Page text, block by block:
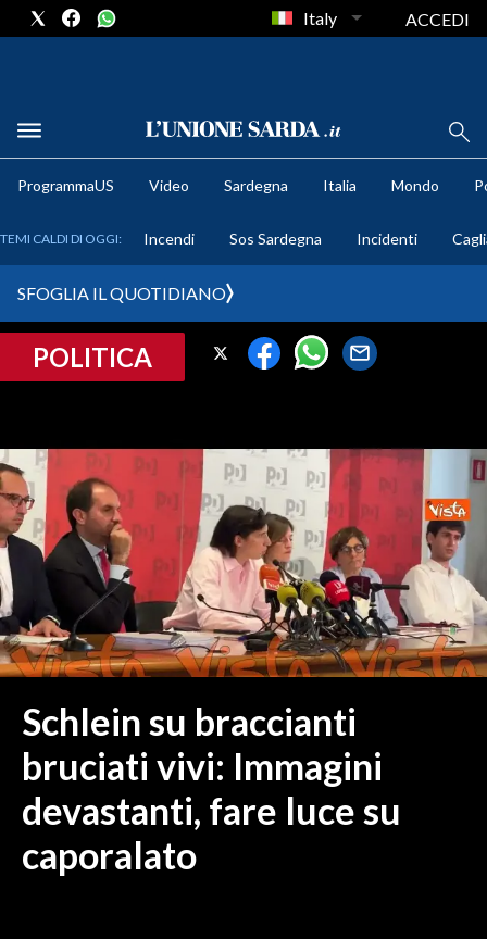
METEO
CRONACA SARDEGNA
SULCIS IGLESIENTE
MEDIO CAMPIDANO
ORISTANO E PROVINCIA
SASSARI E PROVINCIA
GALLURA
NUORO E PROVINCIA
OGLIASTRA
ITALIA
MONDO
POLITICA
Italy ACCEDI
ProgrammaUS Video Sardegna Italia Mondo
TEMI CALDI DI OGGI: Incendi Sos Sardegna Incidenti
SFOGLIA IL QUOTIDIANO
POLITICA
Schlein su braccianti
bruciati vivi: Immagini
devastanti, fare luce su
caporalato